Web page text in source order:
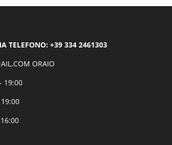
TELEFONO: +39 334 2461303
ORAIO
19:00